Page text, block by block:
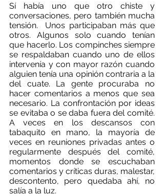
Sí había uno que otro chiste y
conversaciones, pero también mucha
tensión.  Unos participaban más que
otros. Algunos solo cuando tenían
que hacerlo. Los compinches siempre
se respaldaban cuando uno de ellos
intervenía y con mayor razón cuando
alguien tenía una opinión contraria a la
del cuate. La gente procuraba no
hacer comentarios a menos que sea
necesario. La confrontación por ideas
se evitaba o se daba fuera del comité.
A veces en los descansos con
tabaquito en mano, la mayoría de
veces en reuniones privadas antes o
regularmente después del comité,
momentos donde se escuchaban
comentarios y críticas duras, malestar,
descontento, pero quedaba ahí, no
salía a la luz.